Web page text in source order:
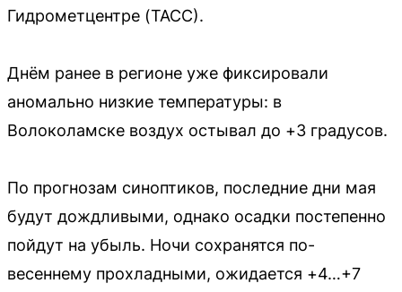
Гидрометцентре (ТАСС).
Днём ранее в регионе уже фиксировали
аномально низкие температуры: в
Волоколамске воздух остывал до +3 градусов.
По прогнозам синоптиков, последние дни мая
будут дождливыми, однако осадки постепенно
пойдут на убыль. Ночи сохранятся по-
весеннему прохладными, ожидается +4…+7